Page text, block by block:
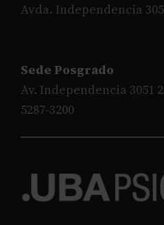
Avda. Independencia
Sede Posgrado
Av. Independencia 3051
5287-3200